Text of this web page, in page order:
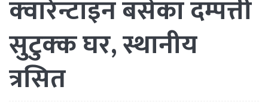
क्‍वारेन्टाइन बसेका दम्पत्ती
सुटुक्‍क घर, स्थानीय
त्रसित